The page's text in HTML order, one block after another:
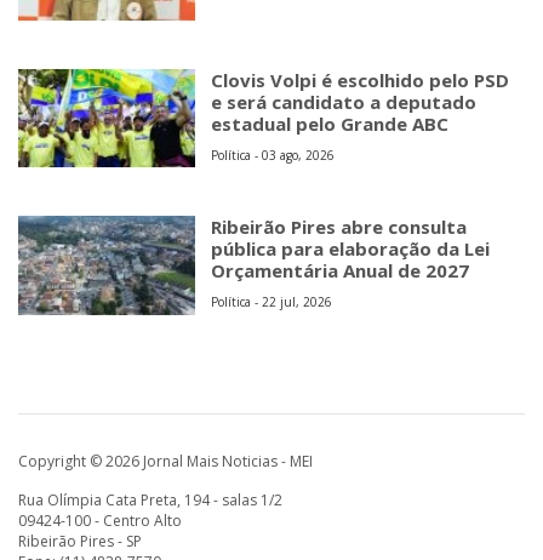
Clovis Volpi é escolhido pelo PSD
e será candidato a deputado
estadual pelo Grande ABC
Política - 03 ago, 2026
Ribeirão Pires abre consulta
pública para elaboração da Lei
Orçamentária Anual de 2027
Política - 22 jul, 2026
Copyright © 2026 Jornal Mais Noticias - MEI
Rua Olímpia Cata Preta, 194 - salas 1/2
09424-100 - Centro Alto
Ribeirão Pires - SP